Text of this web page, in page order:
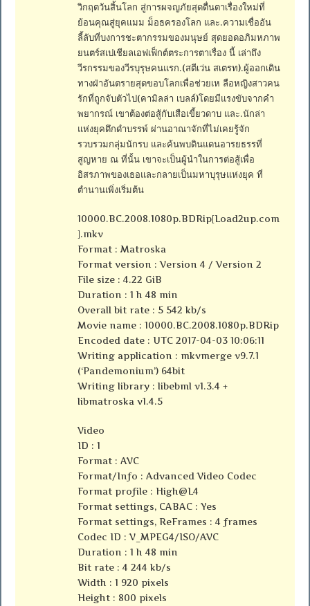
วิกฤตวันสิ้นโลก สู่การผจญภัยสุดตื่นตาเรื่องใหม่ที่
ย้อนคุณสู่ยุคแมม ม็อธครองโลก และ.ความเชื่ออัน
ลี้ลับที่บงการชะตากรรมของมนุษย์ สุดยอดอภิมหภาพ
ยนตร์สเปเชียลเอฟเฟ็กต์ตระการตาเรื่อง นี้ เล่าถึง
วีรกรรมของวีรบุรุษคนแรก.(สตีเว่น สเตรท).ผู้ออกเดิน
ทางฝ่าอันตรายสุดขอบโลกเพื่อช่วยเห ลือหญิงสาวคน
รักที่ถูกจับตัวไป(คามิลล่า เบลล์)โดยมีแรงขับจากคำ
พยากรณ์ เขาต้องต่อสู้กับเสือเขี้ยวดาบ และ.นักล่า
แห่งยุคดึกดำบรรพ์ ผ่านอาณาจักที่ไม่เคยรู้จัก
รวบรวมกลุ่มนักรบ และค้นพบดินแดนอารยธรรที่
สูญหาย ณ ที่นั้น เขาจะเป็นผู้นำในการต่อสู้เพื่อ
อิสรภาพของเธอและกลายเป็นมหาบุรุษแห่งยุค ที่
ตำนานเพิ่งเริ่มต้น
10000.BC.2008.1080p.BDRip[Load2up.com
].mkv
Format : Matroska
Format version : Version 4 / Version 2
File size : 4.22 GiB
Duration : 1 h 48 min
Overall bit rate : 5 542 kb/s
Movie name : 10000.BC.2008.1080p.BDRip
Encoded date : UTC 2017-04-03 10:06:11
Writing application : mkvmerge v9.7.1
(‘Pandemonium’) 64bit
Writing library : libebml v1.3.4 +
libmatroska v1.4.5
Video
ID : 1
Format : AVC
Format/Info : Advanced Video Codec
Format profile : High@L4
Format settings, CABAC : Yes
Format settings, ReFrames : 4 frames
Codec ID : V_MPEG4/ISO/AVC
Duration : 1 h 48 min
Bit rate : 4 244 kb/s
Width : 1 920 pixels
Height : 800 pixels